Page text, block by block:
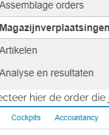
hier de order